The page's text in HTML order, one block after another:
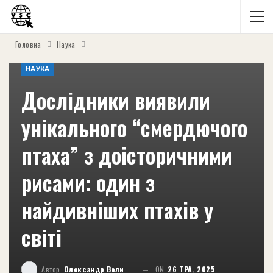
Головна Наука
НАУКА
Дослідники виявили
унікального “смердючого
птаха” з доісторичними
рисами: один з
найдивніших птахів у
світі
Автор Олександр Великий ON 26 ТРА, 2025